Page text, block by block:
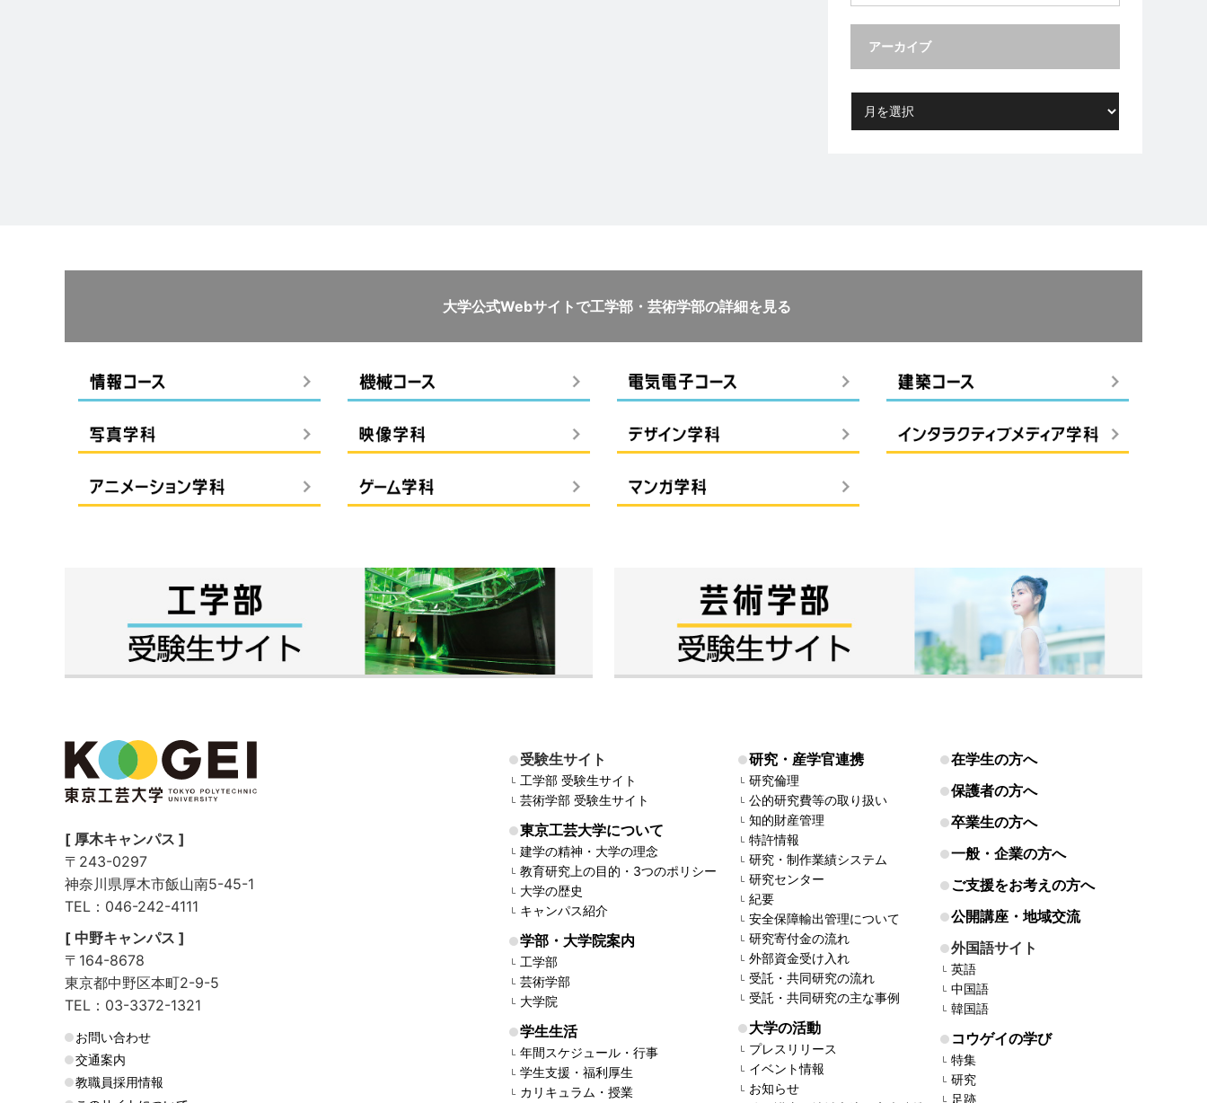
アーカイブ
大学公式Webサイトで工学部・芸術学部の詳細を見る
[ 厚木キャンパス ]
〒243-0297
神奈川県厚木市飯山南5-45-1
TEL：046-242-4111
[ 中野キャンパス ]
〒164-8678
東京都中野区本町2-9-5
TEL：03-3372-1321
お問い合わせ
交通案内
教職員採用情報
受験生サイト
工学部 受験生サイト
芸術学部 受験生サイト
東京工芸大学について
建学の精神・大学の理念
教育研究上の目的・3つのポリシー
大学の歴史
キャンパス紹介
学部・大学院案内
工学部
芸術学部
大学院
学生生活
年間スケジュール・行事
学生支援・福利厚生
カリキュラム・授業
研究・産学官連携
研究倫理
公的研究費等の取り扱い
知的財産管理
特許情報
研究・制作業績システム
研究センター
紀要
安全保障輸出管理について
研究寄付金の流れ
外部資金受け入れ
受託・共同研究の流れ
受託・共同研究の主な事例
大学の活動
プレスリリース
イベント情報
お知らせ
在学生の方へ
保護者の方へ
卒業生の方へ
一般・企業の方へ
ご支援をお考えの方へ
公開講座・地域交流
外国語サイト
英語
中国語
韓国語
コウゲイの学び
特集
研究
足跡